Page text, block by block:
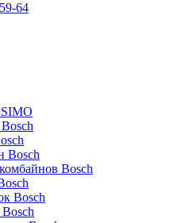
64
Bosch
Bosch
Bosch